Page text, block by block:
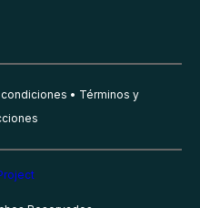
Términos y